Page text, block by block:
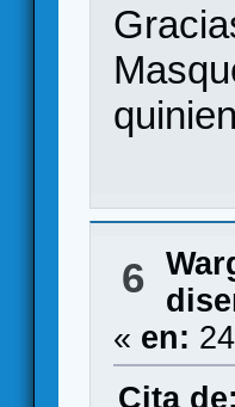
6
« en:
Cita